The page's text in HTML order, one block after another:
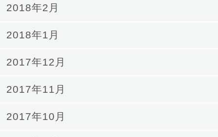
2018年2月
2018年1月
2017年12月
2017年11月
2017年10月